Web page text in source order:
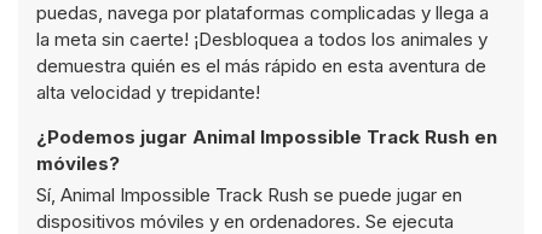
puedas, navega por plataformas complicadas y llega a
la meta sin caerte! ¡Desbloquea a todos los animales y
demuestra quién es el más rápido en esta aventura de
alta velocidad y trepidante!
¿Podemos jugar Animal Impossible Track Rush en
móviles?
Sí, Animal Impossible Track Rush se puede jugar en
dispositivos móviles y en ordenadores. Se ejecuta